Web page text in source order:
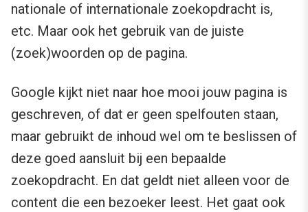
nationale of internationale zoekopdracht is,
etc. Maar ook het gebruik van de juiste
(zoek)woorden op de pagina.
Google kijkt niet naar hoe mooi jouw pagina is
geschreven, of dat er geen spelfouten staan,
maar gebruikt de inhoud wel om te beslissen of
deze goed aansluit bij een bepaalde
zoekopdracht. En dat geldt niet alleen voor de
content die een bezoeker leest. Het gaat ook